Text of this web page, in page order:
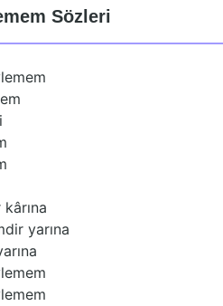
Sözleri
yarına